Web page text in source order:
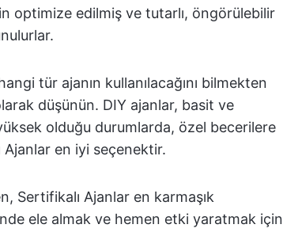
optimize edilmiş ve tutarlı, öngörülebilir
tür ajanın kullanılacağını bilmekten
düşünün. DIY ajanlar, basit ve
olduğu durumlarda, özel becerilere
Ajanlar en iyi seçenektir.
Sertifikalı Ajanlar en karmaşık
ele almak ve hemen etki yaratmak için